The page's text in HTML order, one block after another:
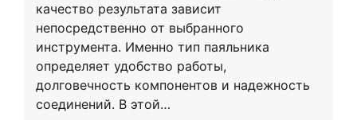
качество результата зависит
непосредственно от выбранного
инструмента. Именно тип паяльника
определяет удобство работы,
долговечность компонентов и надежность
соединений. В этой…